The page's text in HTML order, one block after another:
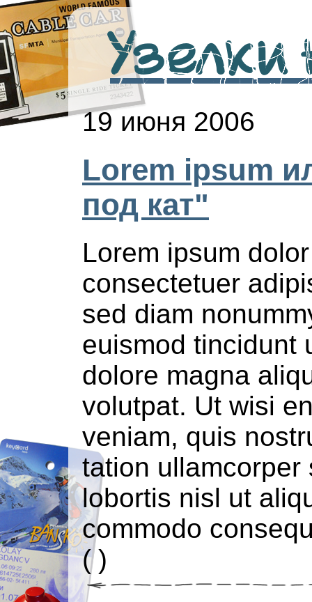
Узелки
19 июня 2006
Lorem ipsum
под кат"
Lorem ipsum
consectetuer
sed diam
euismod tincidunt
dolore magna
volutpat. Ut wisi
veniam, quis
tation ullamcorper
lobortis nisl ut
commodo
( )